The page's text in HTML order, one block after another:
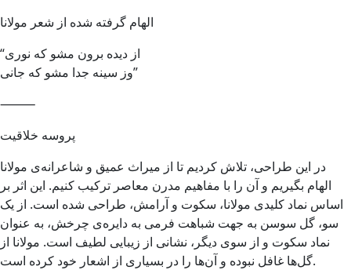
الهام گرفته شده از شعر مولانا
“از دیده برون مشو که نوری
وز سینه جدا مشو که جانی”
⸻
پروسه خلاقیت
در این طراحی، تلاش کردیم تا از میراث عمیق و شاعرانه‌ی مولانا
الهام بگیریم و آن را با مفاهیم مدرن معاصر ترکیب کنیم. این اثر بر
اساس نماد کلیدی مولانا، سکوت و آرامش، طراحی شده است. از یک
سو، گل سوسن به جهت شباهت فرمی به دایره‌ی چرخش، به عنوان
نماد سکوت و از سوی دیگر، نشانی از زیبایی لطیف است. مولانا از
گل‌ها غافل نبوده و آن‌ها را در بسیاری از اشعار خود کرده است.